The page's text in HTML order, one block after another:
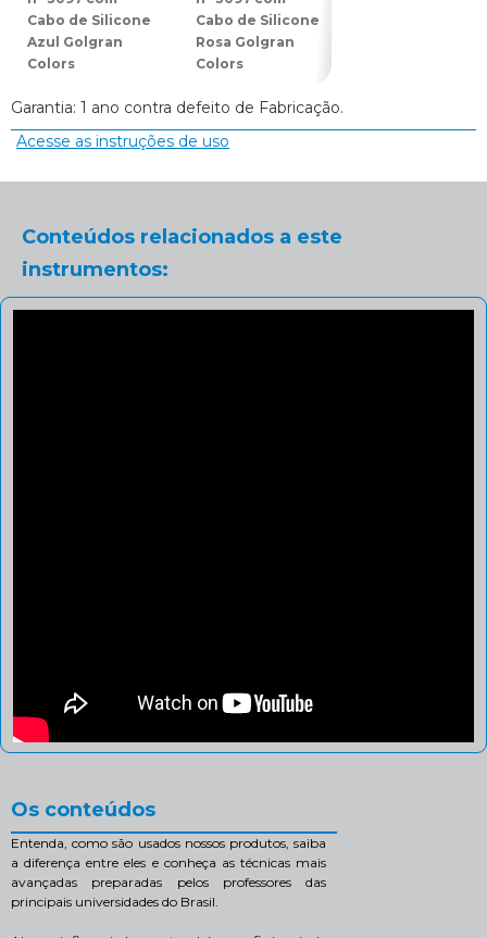
Cabo de Silicone
Azul Golgran
Colors
Cabo de Silicone
Rosa Golgran
Colors
Garantia: 1 ano contra defeito de Fabricação.
Acesse as instruções de uso
Conteúdos relacionados a este
instrumentos:
Os conteúdos
Entenda, como são usados nossos produtos, saiba
a diferença entre eles e conheça as técnicas mais
avançadas preparadas pelos professores das
principais universidades do Brasil.